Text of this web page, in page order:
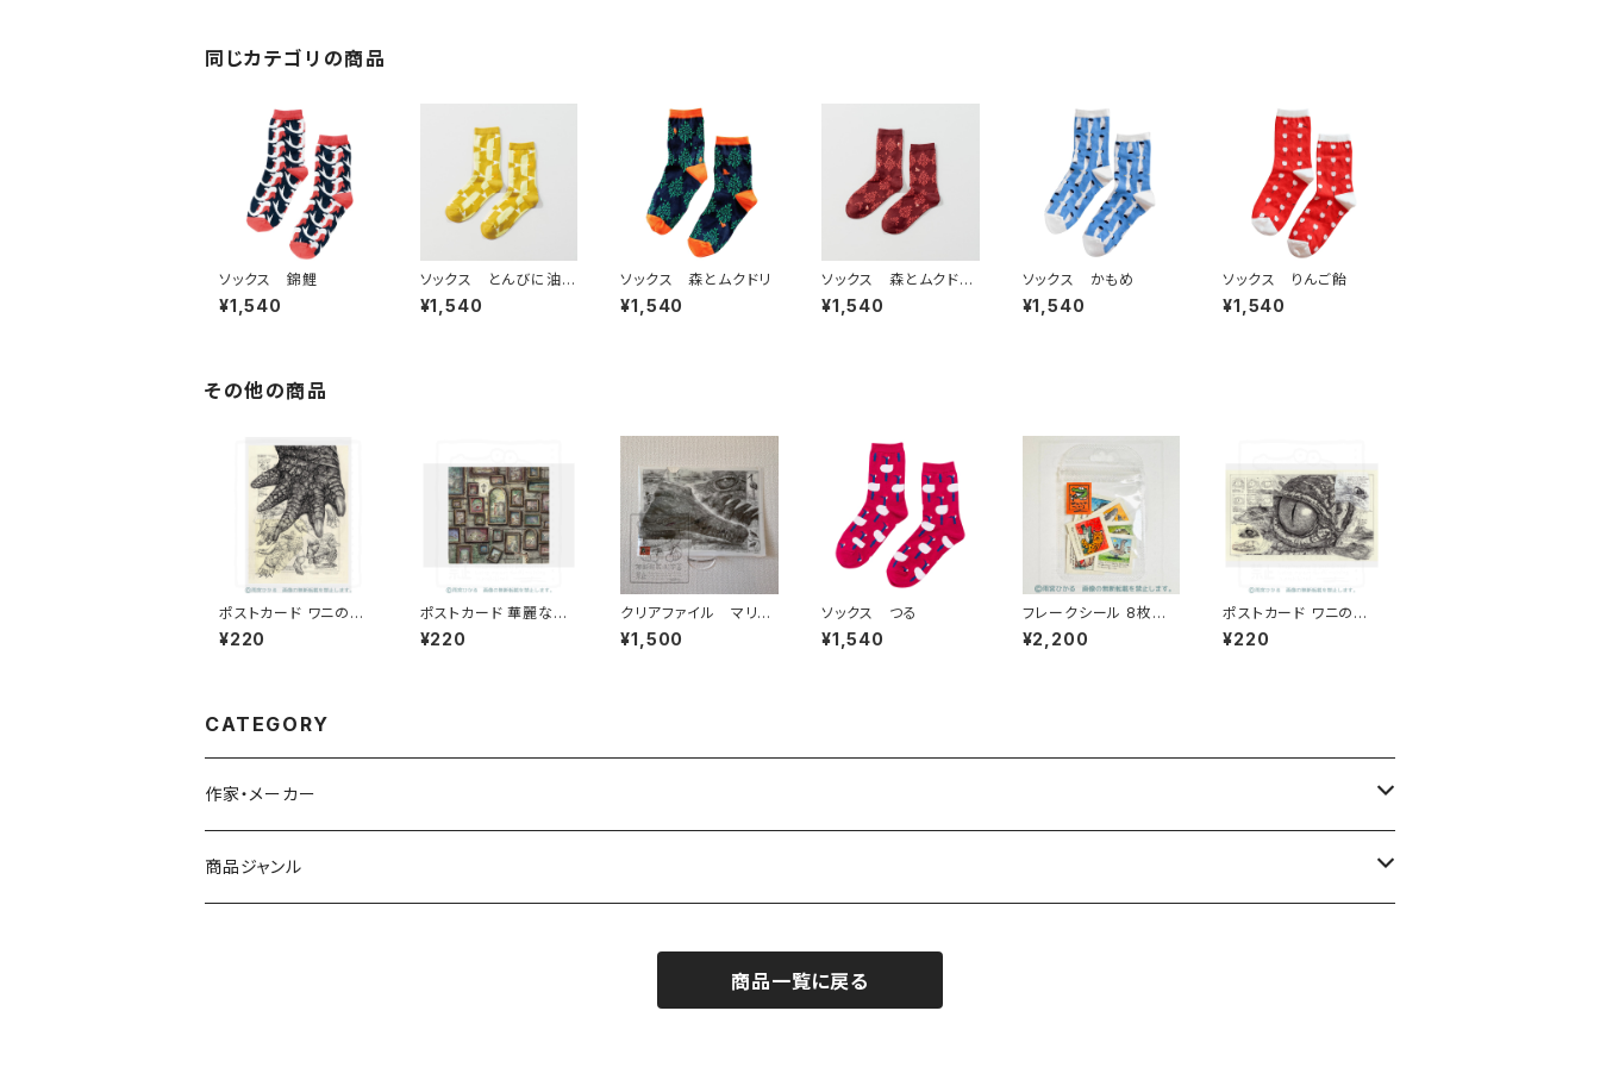
同じカテゴリの商品
ソックス 錦鯉
¥1,540
ソックス とんびに油揚
げ（黄）
¥1,540
ソックス 森とムクドリ
¥1,540
ソックス 森とムクドリ
(朱)
¥1,540
ソックス かもめ
¥1,540
ソックス りんご飴
¥1,540
その他の商品
ポストカード ワニの手
足
¥220
ポストカード 華麗なる
ワニ族
¥220
クリアファイル マリー
川のジョンストンワニ
¥1,500
ソックス つる
¥1,540
フレークシール 8枚入り
（1）
¥2,200
ポストカード ワニの目
についての主観
¥220
CATEGORY
作家・メーカー
雨宮ひかる
商品ジャンル
商品一覧に戻る